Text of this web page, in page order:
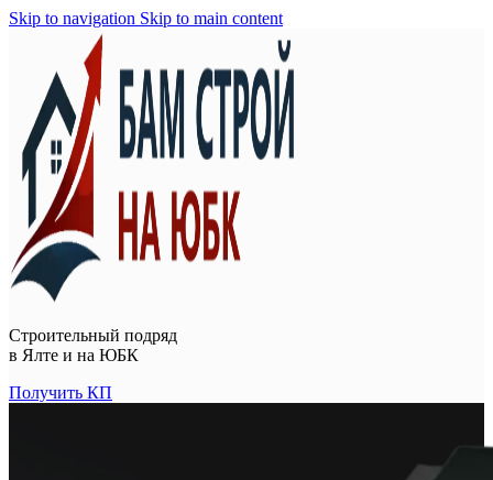
Skip to navigation Skip to main content
Строительный подряд
в Ялте и на ЮБК
Получить КП